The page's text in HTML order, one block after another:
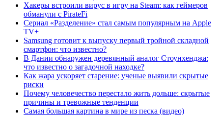
Хакеры встроили вирус в игру на Steam: как геймеров
обманули с PirateFi
Сериал «Разделение» стал самым популярным на Apple
TV+
Samsung готовит к выпуску первый тройной складной
смартфон: что известно?
В Дании обнаружен деревянный аналог Стоунхенджа:
что известно о загадочной находке?
Как жара ускоряет старение: ученые выявили скрытые
риски
Почему человечество перестало жить дольше: скрытые
причины и тревожные тенденции
Самая большая картина в мире из песка (видео)